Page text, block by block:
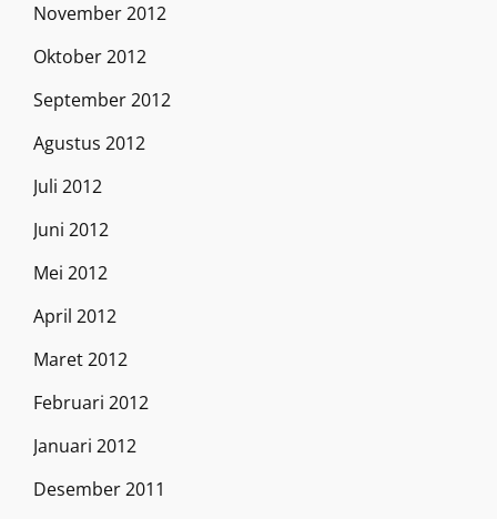
November 2012
Oktober 2012
September 2012
Agustus 2012
Juli 2012
Juni 2012
Mei 2012
April 2012
Maret 2012
Februari 2012
Januari 2012
Desember 2011